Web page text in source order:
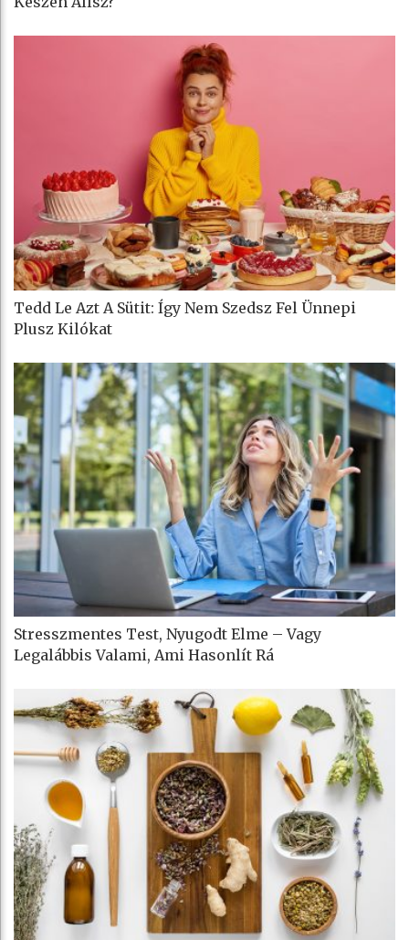
Tedd Le Azt A Sütit: Így Nem Szedsz Fel Ünnepi
Plusz Kilókat
Stresszmentes Test, Nyugodt Elme – Vagy
Legalábbis Valami, Ami Hasonlít Rá